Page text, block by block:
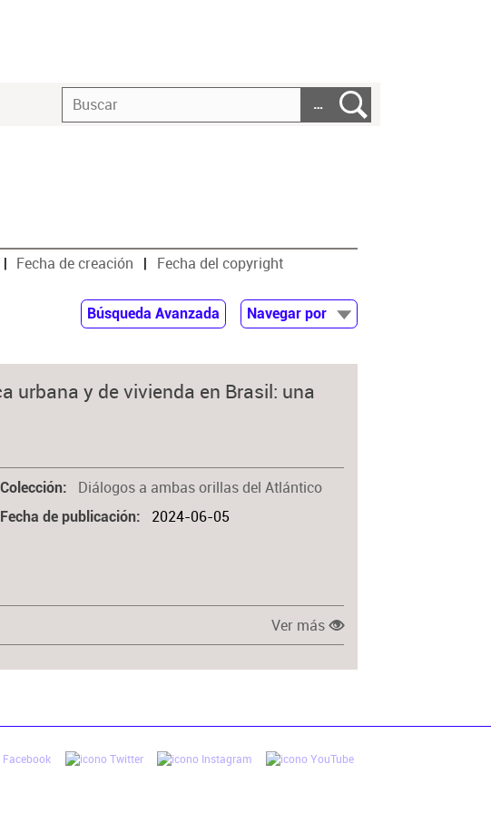
…
Fecha de creación Fecha del copyright
Búsqueda Avanzada
Navegar por
Colaborador
urbana y de vivienda en Brasil: una
Colección Diálogos a ambas orillas del Atlántico
Fecha de publicación 2024-06-05
Ver más